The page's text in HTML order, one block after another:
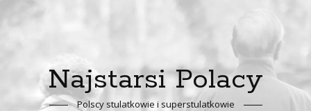
Najstarsi Polacy
Polscy stulatkowie i superstulatkowie